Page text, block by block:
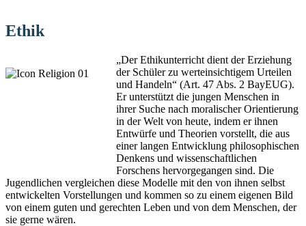
Ethik
„Der Ethikunterricht dient der Erziehung
der Schüler zu werteinsichtigem Urteilen
und Handeln“ (Art. 47 Abs. 2 BayEUG).
Er unterstützt die jungen Menschen in
ihrer Suche nach moralischer Orientierung
in der Welt von heute, indem er ihnen
Entwürfe und Theorien vorstellt, die aus
einer langen Entwicklung philosophischen
Den­kens und wissenschaftlichen
Forschens hervorgegangen sind. Die
Jugendlichen vergleichen diese Modelle mit den von ihnen selbst
entwickelten Vorstellungen und kommen so zu einem eigenen Bild
von einem guten und gerechten Leben und von dem Menschen, der
sie gerne wären.